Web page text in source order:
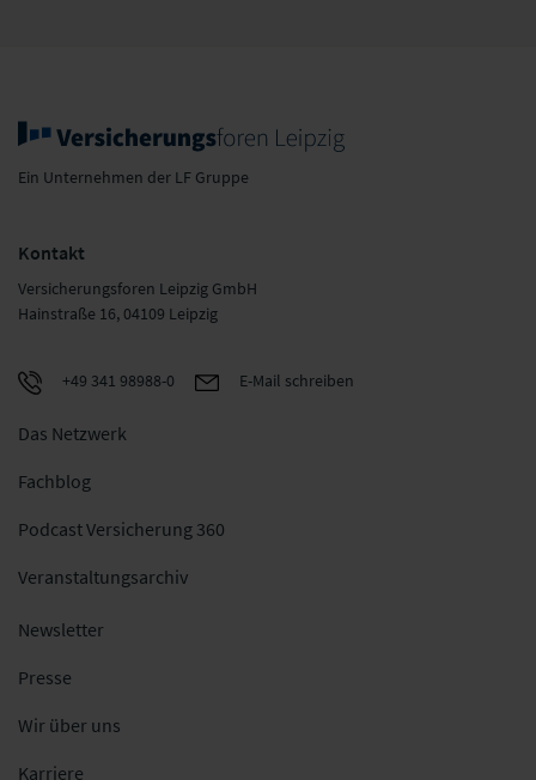
Ein Unternehmen der LF Gruppe
Kontakt
Versicherungsforen Leipzig GmbH
Hainstraße 16, 04109 Leipzig
+49 341 98988-0 E-Mail schreiben
Das Netzwerk
Fachblog
Podcast Versicherung 360
Veranstaltungsarchiv
Newsletter
Presse
Wir über uns
Karriere